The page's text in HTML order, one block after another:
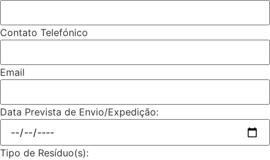
Contato Telefónico
Email
Data Prevista de Envio/Expedição:
Tipo de Resíduo(s):